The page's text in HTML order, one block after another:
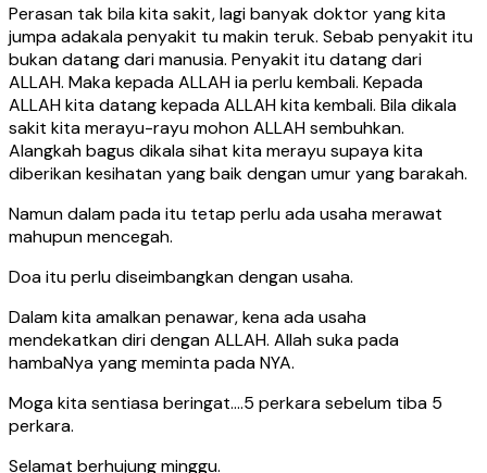
Perasan tak bila kita sakit, lagi banyak doktor yang kita
jumpa adakala penyakit tu makin teruk. Sebab penyakit itu
bukan datang dari manusia. Penyakit itu datang dari
ALLAH. Maka kepada ALLAH ia perlu kembali. Kepada
ALLAH kita datang kepada ALLAH kita kembali. Bila dikala
sakit kita merayu-rayu mohon ALLAH sembuhkan.
Alangkah bagus dikala sihat kita merayu supaya kita
diberikan kesihatan yang baik dengan umur yang barakah.
Namun dalam pada itu tetap perlu ada usaha merawat
mahupun mencegah.
Doa itu perlu diseimbangkan dengan usaha.
Dalam kita amalkan penawar, kena ada usaha
mendekatkan diri dengan ALLAH. Allah suka pada
hambaNya yang meminta pada NYA.
Moga kita sentiasa beringat….5 perkara sebelum tiba 5
perkara.
Selamat berhujung minggu.